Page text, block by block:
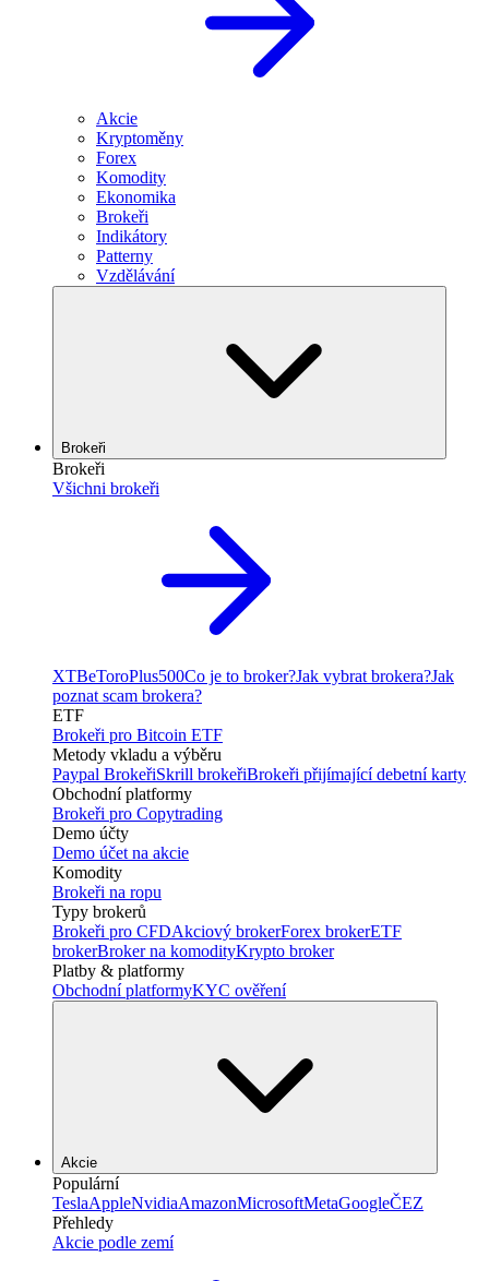
Akcie
Kryptoměny
Forex
Komodity
Ekonomika
Brokeři
Indikátory
Patterny
Vzdělávání
Brokeři
Brokeři
Všichni brokeři
XTBeToroPlus500Co je to broker?Jak vybrat brokera?Jak
poznat scam brokera?
ETF
Brokeři pro Bitcoin ETF
Metody vkladu a výběru
Paypal BrokeřiSkrill brokeřiBrokeři přijímající debetní karty
Obchodní platformy
Brokeři pro Copytrading
Demo účty
Demo účet na akcie
Komodity
Brokeři na ropu
Typy brokerů
Brokeři pro CFDAkciový brokerForex brokerETF
brokerBroker na komodityKrypto broker
Platby & platformy
Obchodní platformyKYC ověření
Akcie
Populární
TeslaAppleNvidiaAmazonMicrosoftMetaGoogleČEZ
Přehledy
Akcie podle zemí